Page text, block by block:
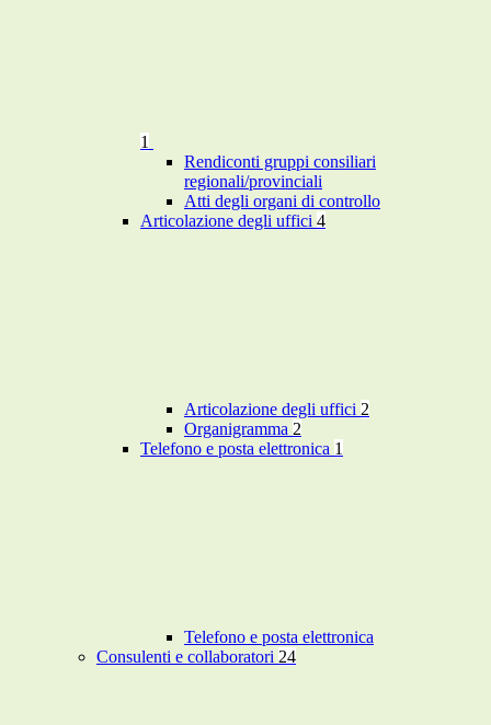
1
Rendiconti gruppi consiliari
regionali/provinciali
Atti degli organi di controllo
Articolazione degli uffici 4
Articolazione degli uffici 2
Organigramma 2
Telefono e posta elettronica 1
Telefono e posta elettronica
Consulenti e collaboratori 24